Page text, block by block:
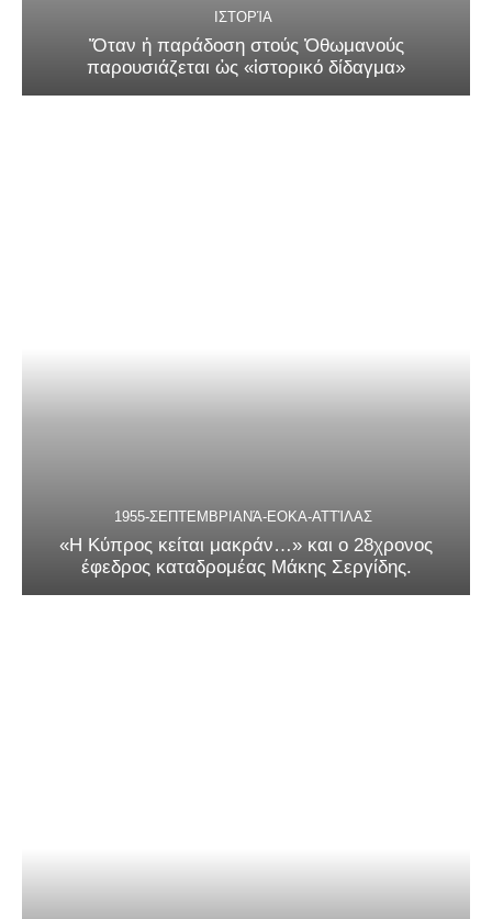
ΙΣΤΟΡΊΑ
Ὅταν ἡ παράδοση στούς Ὀθωμανούς
παρουσιάζεται ὡς «ἱστορικό δίδαγμα»
1955-ΣΕΠΤΕΜΒΡΙΑΝΆ-ΕΟΚΑ-ΑΤΤΊΛΑΣ
«Η Κύπρος κείται μακράν…» και ο 28χρονος
έφεδρος καταδρομέας Μάκης Σεργίδης.